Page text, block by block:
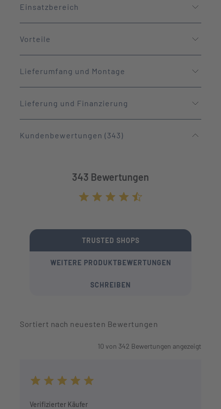
Einsatzbereich
Vorteile
Lieferumfang und Montage
Lieferung und Finanzierung
Kundenbewertungen (343)
343 Bewertungen
TRUSTED SHOPS
WEITERE PRODUKTBEWERTUNGEN
SCHREIBEN
Sortiert nach neuesten Bewertungen
10 von 342 Bewertungen angezeigt
Verifizierter Käufer